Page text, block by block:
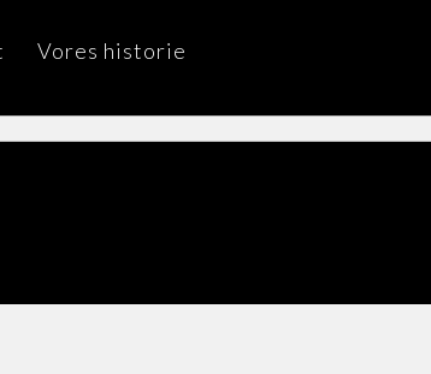
Vores historie